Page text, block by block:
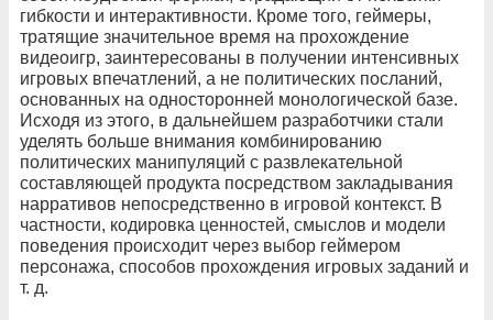
гибкости и интерактивности. Кроме того, геймеры,
тратящие значительное время на прохождение
видеоигр, заинтересованы в получении интенсивных
игровых впечатлений, а не политических посланий,
основанных на односторонней монологической базе.
Исходя из этого, в дальнейшем разработчики стали
уделять больше внимания комбинированию
политических манипуляций с развлекательной
составляющей продукта посредством закладывания
нарративов непосредственно в игровой контекст. В
частности, кодировка ценностей, смыслов и модели
поведения происходит через выбор геймером
персонажа, способов прохождения игровых заданий и
т. д.